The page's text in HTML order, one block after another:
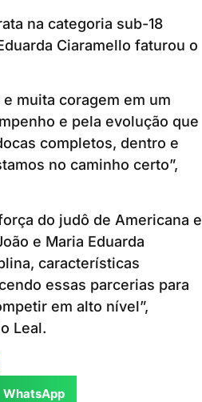
na categoria sub-18
Ciaramello faturou o
muita coragem em um
e pela evolução que
completos, dentro e
no caminho certo”,
do judô de Americana e
e Maria Eduarda
características
essas parcerias para
em alto nível”,
Leal.
WhatsApp